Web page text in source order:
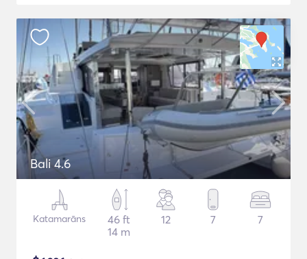
Bali 4.6
Katamarāns
46 ft
14 m
12 7 7